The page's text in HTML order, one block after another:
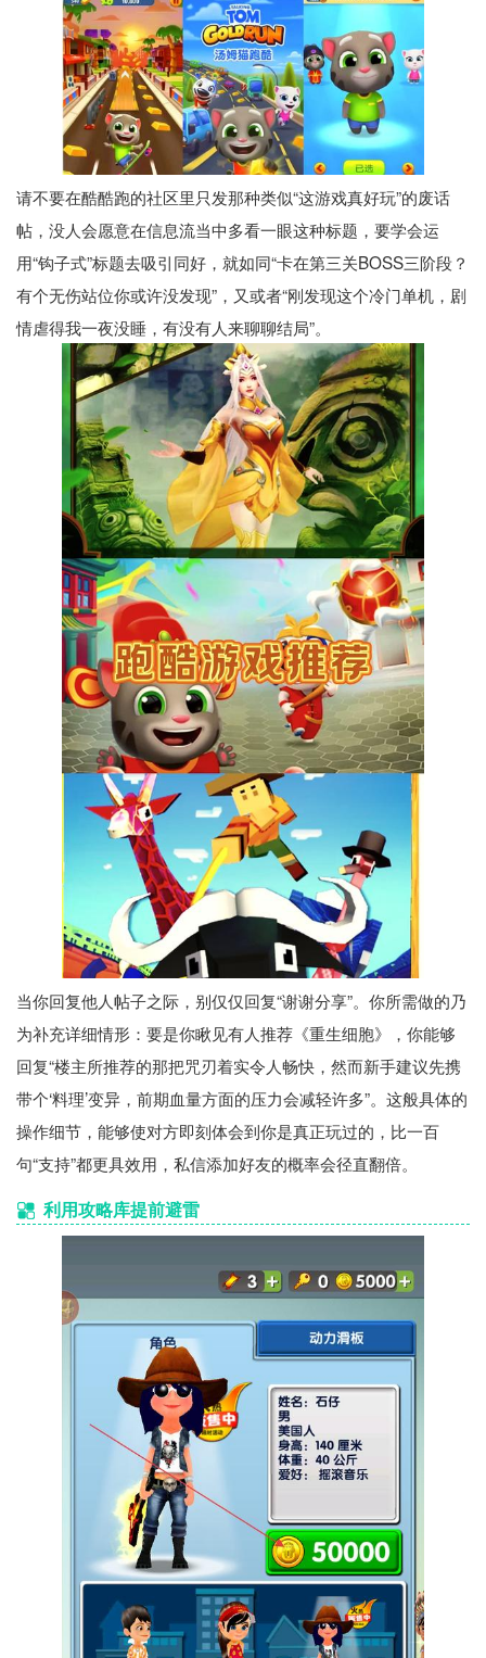
请不要在酷酷跑的社区里只发那种类似“这游戏真好玩”的废话
帖，没人会愿意在信息流当中多看一眼这种标题，要学会运
用“钩子式”标题去吸引同好，就如同“卡在第三关BOSS三阶段？
有个无伤站位你或许没发现”，又或者“刚发现这个冷门单机，剧
情虐得我一夜没睡，有没有人来聊聊结局”。
当你回复他人帖子之际，别仅仅回复“谢谢分享”。你所需做的乃
为补充详细情形：要是你瞅见有人推荐《重生细胞》，你能够
回复“楼主所推荐的那把咒刃着实令人畅快，然而新手建议先携
带个‘料理’变异，前期血量方面的压力会减轻许多”。这般具体的
操作细节，能够使对方即刻体会到你是真正玩过的，比一百
句“支持”都更具效用，私信添加好友的概率会径直翻倍。
利用攻略库提前避雷